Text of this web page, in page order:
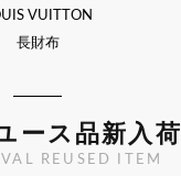
VUITTON
長財布
ース品新入荷
REUSED ITEM